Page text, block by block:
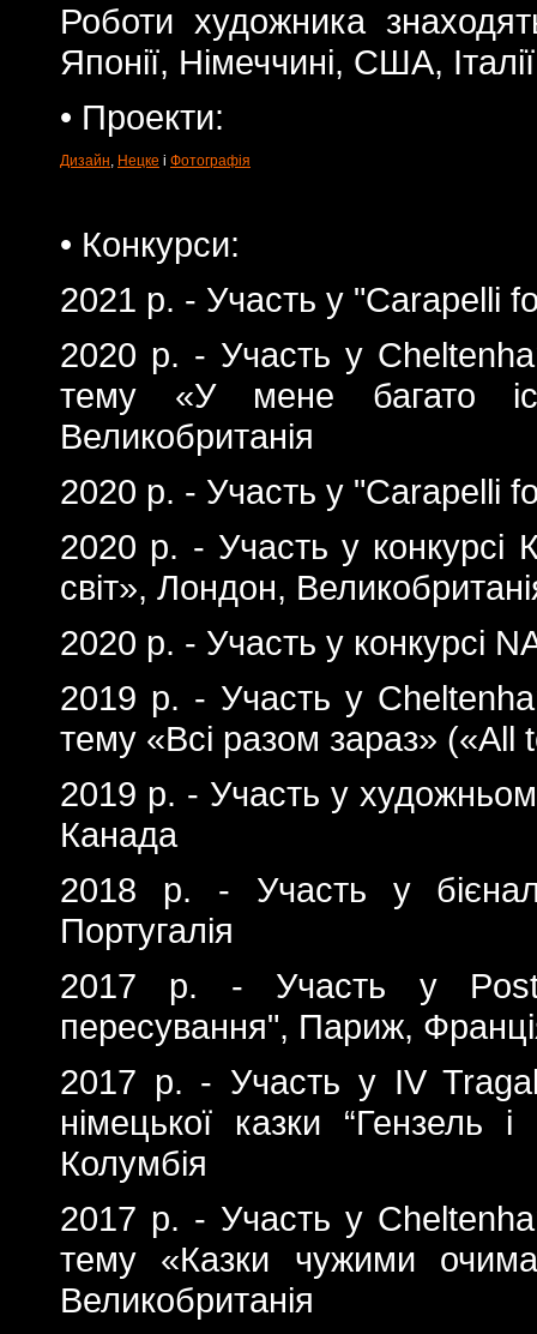
Роботи художника
Японії, Німеччині, США,
• Проекти:
Дизайн, Нецке і Фотографія
• Конкурси:
2021 р. - Участь у "Carapelli
2020 р. - Участь у
тему «У мене багато
Великобританія
2020 р. - Участь у "Carapelli
2020 р. - Участь у конкурсі
світ», Лондон,
2020 р. - Участь у конкурсі
2019 р. - Участь у
тему «Всі разом зараз»
2019 р. - Участь у
Канада
2018 р. - Участь у
Португалія
2017 р. - Участь у
пересування", Париж,
2017 р. - Участь у IV
німецької казки “Гензель
Колумбія
2017 р. - Участь у
тему «Казки чужими
Великобританія